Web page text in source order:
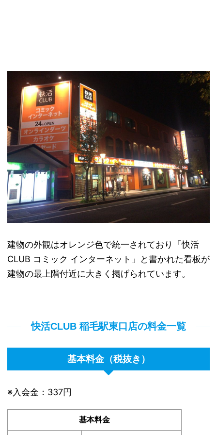
建物の外観はオレンジ色で統一されており「快活
CLUB コミック インターネット」と書かれた看板が
建物の最上階付近に大きく掲げられています。
快活CLUB 稲毛駅東口店の料金一覧
基本料金（税抜き）
※入会金：337円
基本料金